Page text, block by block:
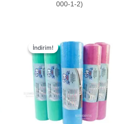
000-1-2)
İndirim!
İndirim!